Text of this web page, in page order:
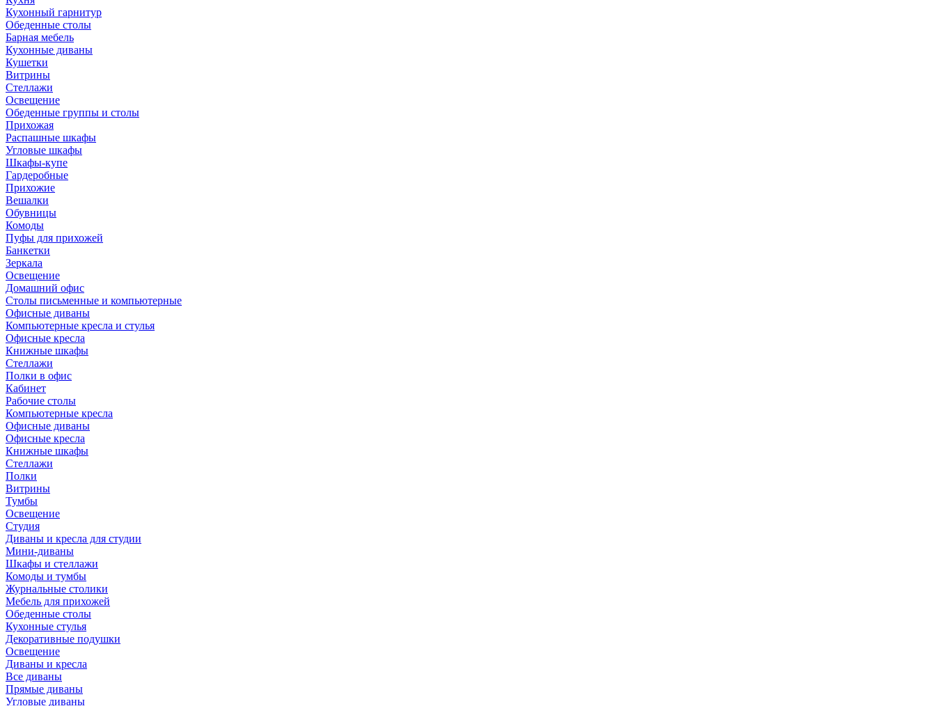
Кухонный гарнитур
Обеденные столы
Барная мебель
Кухонные диваны
Кушетки
Витрины
Стеллажи
Освещение
Обеденные группы и столы
Прихожая
Распашные шкафы
Угловые шкафы
Шкафы-купе
Гардеробные
Прихожие
Вешалки
Обувницы
Комоды
Пуфы для прихожей
Банкетки
Зеркала
Освещение
Домашний офис
Столы письменные и компьютерные
Офисные диваны
Компьютерные кресла и стулья
Офисные кресла
Книжные шкафы
Стеллажи
Полки в офис
Кабинет
Рабочие столы
Компьютерные кресла
Офисные диваны
Офисные кресла
Книжные шкафы
Стеллажи
Полки
Витрины
Тумбы
Освещение
Студия
Диваны и кресла для студии
Мини-диваны
Шкафы и стеллажи
Комоды и тумбы
Журнальные столики
Мебель для прихожей
Обеденные столы
Кухонные стулья
Декоративные подушки
Освещение
Диваны и кресла
Все диваны
Прямые диваны
Угловые диваны